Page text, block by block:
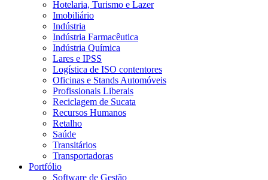
Hotelaria, Turismo e Lazer
Imobiliário
Indústria
Indústria Farmacêutica
Indústria Química
Lares e IPSS
Logística de ISO contentores
Oficinas e Stands Automóveis
Profissionais Liberais
Reciclagem de Sucata
Recursos Humanos
Retalho
Saúde
Transitários
Transportadoras
Portfólio
Software de Gestão